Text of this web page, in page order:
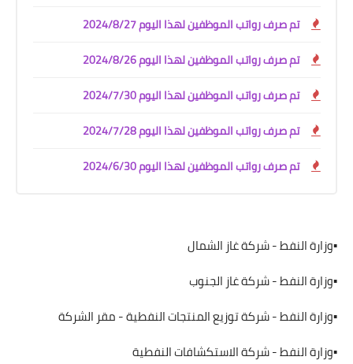
تم صرف رواتب الموظفين لهذا اليوم 2024/8/27
تم صرف رواتب الموظفين لهذا اليوم 2024/8/26
تم صرف رواتب الموظفين لهذا اليوم 2024/7/30
تم صرف رواتب الموظفين لهذا اليوم 2024/7/28
تم صرف رواتب الموظفين لهذا اليوم 2024/6/30
▪️وزارة النفط - شركة غاز الشمال
▪️وزارة النفط - شركة غاز الجنوب
▪️وزارة النفط - شركة توزيع المنتجات النفطية - مقر الشركة
▪️وزارة النفط - شركة الاستكشافات النفطية